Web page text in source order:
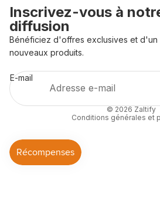
Inscrivez-vous à
diffusion
Bénéficiez d'offres exclusives et d'un
nouveaux produits.
E-mail
© 2026Zaltify
Conditions générales et
Conditions d’utilisation